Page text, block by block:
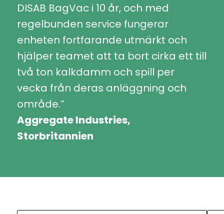
DISAB BagVac i 10 år, och med
regelbunden service fungerar
enheten fortfarande utmärkt och
hjälper teamet att ta bort cirka ett till
två ton kalkdamm och spill per
vecka från deras anläggning och
område.”
Aggregate Industries,
Storbritannien